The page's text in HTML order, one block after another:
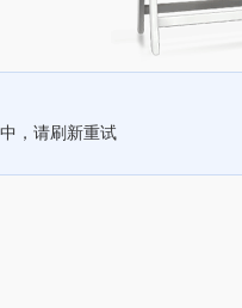
，请刷新重试